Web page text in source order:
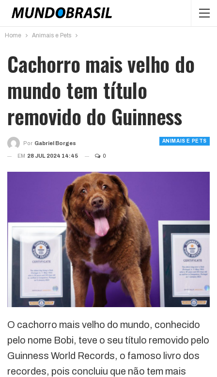
Home Animais e Pets
Cachorro mais velho do
mundo tem título
removido do Guinness
ANIMAIS E PETS
Por Gabriel Borges
EM 28 JUL 2024 14:45 0
O cachorro mais velho do mundo, conhecido
pelo nome Bobi, teve o seu título removido pelo
Guinness World Records, o famoso livro dos
recordes, pois concluiu que não tem mais